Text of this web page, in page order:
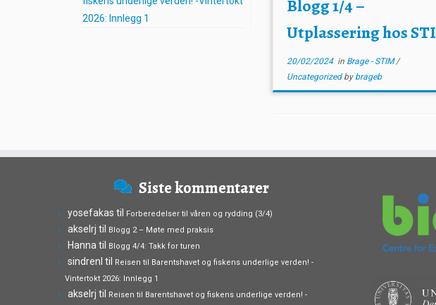
2026: Innlegg 1
Blogg 1/4 –
Utplassering hos
20/02/2024in Brage - STIM/
Uncategorized by brageb
Siste kommentarer
yosefakas til Forberedelser til våren og rydding (3/4)
akselrj til Blogg 2 – Møte med praksis
Hanna til Blogg 4/4: Takk for turen
sindrenl til
Reisen til Barentshavet og fiskens underlige verden! -
Vintertokt 2026: Innlegg 1
akselrj til Reisen til Barentshavet og fiskens underlige verden! -